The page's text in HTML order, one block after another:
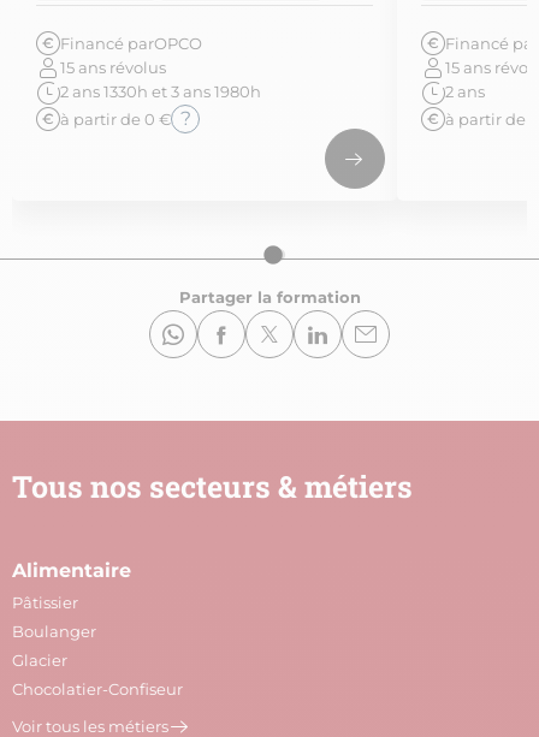
Financé parOPCO
15 ans révolus
2 ans 1330h et 3 ans 1980h
à partir de 0 € ?
Financé par
15 ans
2 ans
à partir de
Partager la formation
Tous nos secteurs & métiers
Alimentaire
Pâtissier
Boulanger
Glacier
Chocolatier-Confiseur
Voir tous les métiers